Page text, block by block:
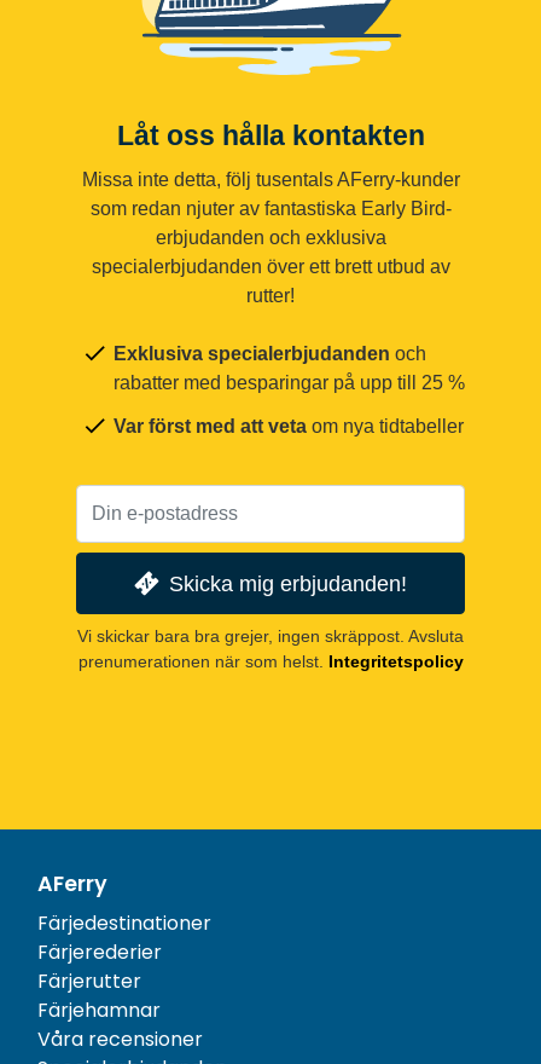
Låt oss hålla kontakten
Missa inte detta, följ tusentals AFerry-kunder
som redan njuter av fantastiska Early Bird-
erbjudanden och exklusiva
specialerbjudanden över ett brett utbud av
rutter!
Exklusiva specialerbjudanden och
rabatter med besparingar på upp till 25 %
Var först med att veta om nya tidtabeller
Skicka mig erbjudanden!
Vi skickar bara bra grejer, ingen skräppost. Avsluta
prenumerationen när som helst. Integritetspolicy
AFerry
Färjedestinationer
Färjerederier
Färjerutter
Färjehamnar
Våra recensioner